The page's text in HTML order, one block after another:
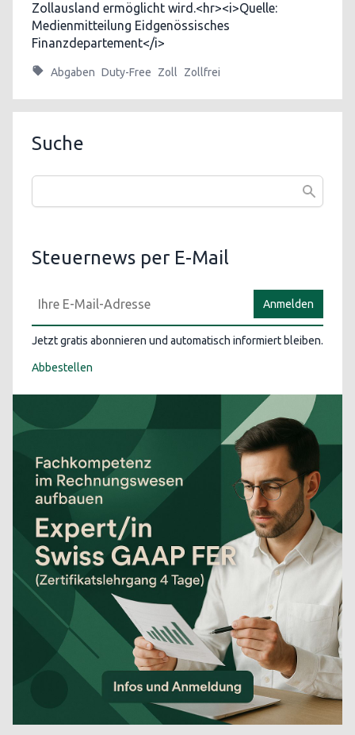
Zollausland ermöglicht wird.<hr><i>Quelle:
Medienmitteilung Eidgenössisches
Finanzdepartement</i>
Abgaben Duty-Free Zoll Zollfrei
Suche
Steuernews per E-Mail
Anmelden
Jetzt gratis abonnieren und automatisch informiert bleiben.
Abbestellen